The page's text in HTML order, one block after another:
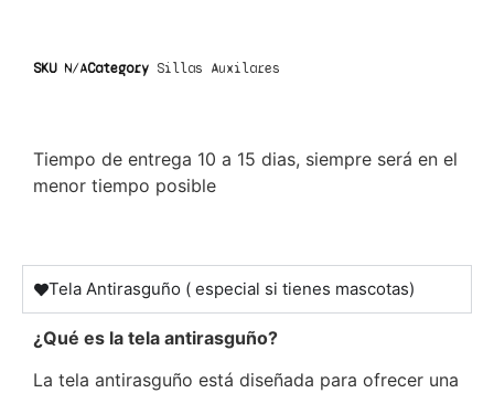
SKU N/ACategory Sillas Auxilares
Tiempo de entrega 10 a 15 dias, siempre será en el
menor tiempo posible
Tela Antirasguño ( especial si tienes mascotas)
¿Qué es la tela antirasguño?
La tela antirasguño está diseñada para ofrecer una